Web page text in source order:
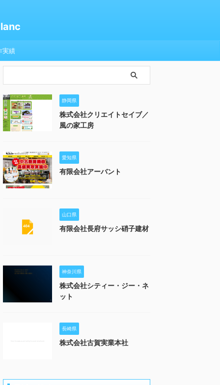
実績
静岡県
株式会社クリエイトセイブ／
風の家工房
愛知県
有限会社アーバント
山口県
有限会社長府サッシ硝子建材
神奈川県
株式会社シティー・ジー・ネ
ット
長崎県
株式会社古賀実業本社